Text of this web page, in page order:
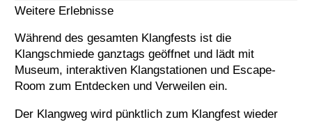
Weitere Erlebnisse
Während des gesamten Klangfests ist die
Klangschmiede ganztags geöffnet und lädt mit
Museum, interaktiven Klangstationen und Escape-
Room zum Entdecken und Verweilen ein.
Der Klangweg wird pünktlich zum Klangfest wieder